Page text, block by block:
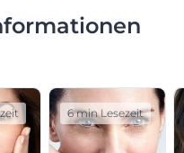
6 min Lesezeit